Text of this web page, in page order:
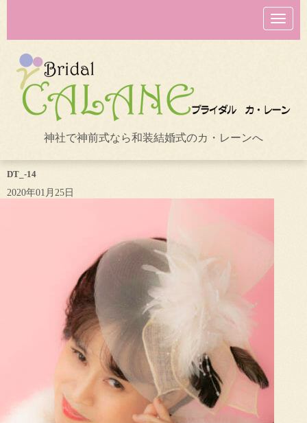
N
a
v
o
n
神社で神前式なら和装結婚式のカ・レーンへ
DT_-14
2020年01月25日